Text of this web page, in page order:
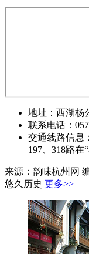
地址：西湖杨
联系电话：
交通线路信息
197、318路在
来源：韵味杭州网
悠久历史 更多>>